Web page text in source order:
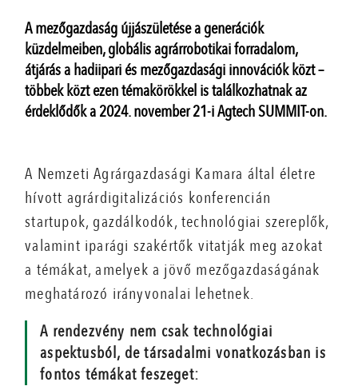
A mezőgazdaság újjászületése a generációk
küzdelmeiben, globális agrárrobotikai forradalom,
átjárás a hadiipari és mezőgazdasági innovációk közt –
többek közt ezen témakörökkel is találkozhatnak az
érdeklődők a 2024. november 21-i Agtech SUMMIT-on.
A Nemzeti Agrárgazdasági Kamara által életre
hívott agrárdigitalizációs konferencián
startupok, gazdálkodók, technológiai szereplők,
valamint iparági szakértők vitatják meg azokat
a témákat, amelyek a jövő mezőgazdaságának
meghatározó irányvonalai lehetnek.
A rendezvény nem csak technológiai
aspektusból, de társadalmi vonatkozásban is
fontos témákat feszeget: